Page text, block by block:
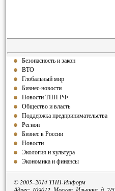
Безопасность и закон
ВТО
Глобальный мир
Бизнес-новости
Новости ТПП РФ
Общество и власть
Поддержка предпринимательства
Регион
Бизнес в России
Новости
Экология и культура
Экономика и финансы
© 2005–2014 ТПП-Информ